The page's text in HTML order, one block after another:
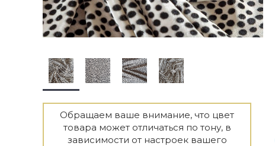
Обращаем ваше внимание, что цвет
товара может отличаться по тону, в
зависимости от настроек вашего